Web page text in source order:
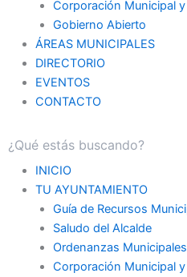
Corporación Municipal
Gobierno Abierto
ÁREAS MUNICIPALES
DIRECTORIO
EVENTOS
CONTACTO
INICIO
TU AYUNTAMIENTO
Guía de Recursos
Saludo del Alcalde
Ordenanzas Municipales
Corporación Municipal